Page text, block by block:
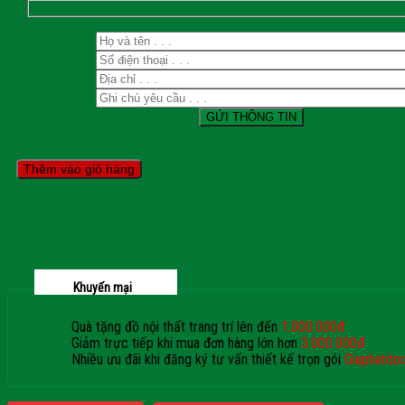
Thêm vào giỏ hàng
Khuyến mại
Quà tặng đồ nội thất trang trí lên đến 1.000.000đ
Giảm trực tiếp khi mua đơn hàng lớn hơn 3.000.000đ
Nhiều ưu đãi khi đăng ký tư vấn thiết kế trọn gói